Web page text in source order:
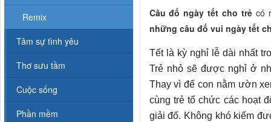
Câu đố ngày tết cho trẻ có
những câu đố vui ngày tết
Tết là kỳ nghỉ lễ dài nhất
Trẻ nhỏ sẽ được nghỉ ở
Thay vì để con nằm ườn
cùng trẻ tổ chức các hoạt
giải đố. Không khó kiếm
Remix
Tâm sự tình yêu
Thơ sưu tầm
Cuộc sống
Phần mềm